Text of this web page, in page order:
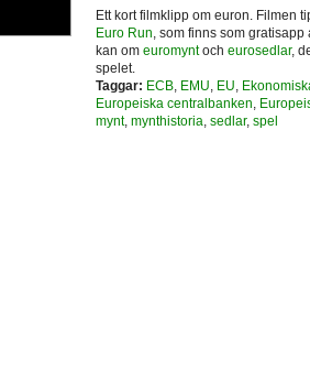
Ett kort filmklipp om euron. Filmen
Euro Run, som finns som gratisapp
kan om euromyntoch eurosedlar,
spelet.
Taggar: ECB, EMU, EU,
Europeiska centralbanken,
mynt, mynthistoria, sedlar, spel